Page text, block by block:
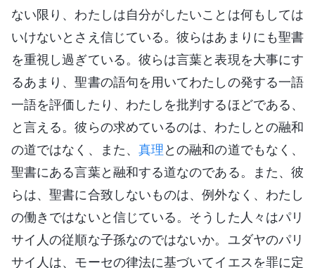
ない限り、わたしは自分がしたいことは何もしては
いけないとさえ信じている。彼らはあまりにも聖書
を重視し過ぎている。彼らは言葉と表現を大事にす
るあまり、聖書の語句を用いてわたしの発する一語
一語を評価したり、わたしを批判するほどである、
と言える。彼らの求めているのは、わたしとの融和
の道ではなく、また、 真理との融和の道でもなく、
聖書にある言葉と融和する道なのである。また、彼
らは、聖書に合致しないものは、例外なく、わたし
の働きではないと信じている。そうした人々はパリ
サイ人の従順な子孫なのではないか。ユダヤのパリ
サイ人は、モーセの律法に基づいてイエスを罪に定